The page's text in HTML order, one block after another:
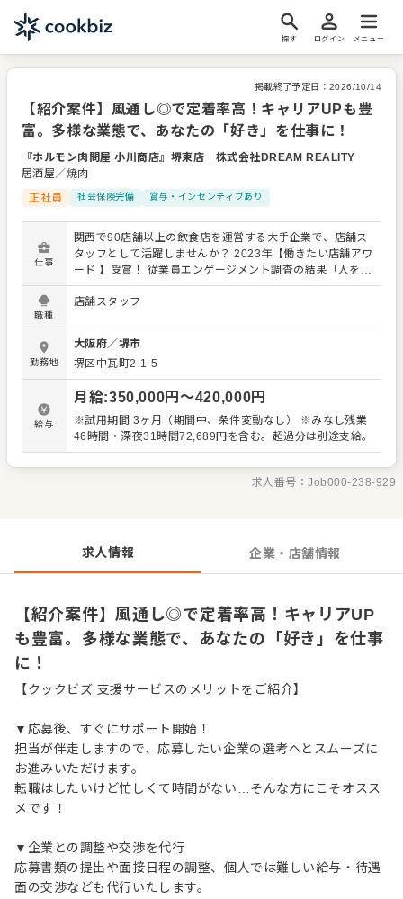
探す ログイン メニュー
掲載終了予定日： 2026/10/14
【紹介案件】風通し◎で定着率高！キャリアUPも豊
富。多様な業態で、あなたの「好き」を仕事に！
『ホルモン肉問屋 小川商店』堺東店
株式会社DREAM REALITY
居酒屋／焼肉
正社員
社会保険完備 賞与・インセンティブあり
仕事
関西で90店舗以上の飲食店を運営する大手企業で、店舗ス
タッフとして活躍しませんか？ 2023年【働きたい店舗アワ
ード 】受賞！ 従業員エンゲージメント調査の結果「人を大
切にする企業」として表彰されました。 安定性抜群。あな
たの接客・調理経験を活かし、お客様に最高の時間を提供
ンを覚えることからスタート。レギュラーメニューに加
え、季節の限定メニューも提供するため、幅広いスキルを
習得できます。 開店・閉店準備、接客全般（ご案内、オー
ダー、レジ対応、ドリンク作りなど）、簡単な調理や仕込
み、仕入れ・在庫管理、まかない作り、アルバイトスタッ
フの教育など、多岐にわたる業務をお任せします。オペレ
ーション改善のアイデアも大歓迎です。 スキルに合わせた
験が浅い方も安心して成長できる環境です。将来的には、
店長や料理長、SVといった本部職へのキャリアアップも目
職種
店舗スタッフ
勤務地
大阪府／堺市
堺区中瓦町2-1-5
給与
月給:350,000円〜420,000円
※試用期間 3ヶ月（期間中、条件変動なし） ※みなし残業
46時間・深夜31時間72,689円を含む。超過分は別途支給。
求人番号：Job000-238-929
求人情報 企業・店舗情報
【紹介案件】風通し◎で定着率高！キャリアUP
も豊富。多様な業態で、あなたの「好き」を仕事
に！
【クックビズ 支援サービスのメリットをご紹介】
▼応募後、すぐにサポート開始！
担当が伴走しますので、応募したい企業の選考へとスムーズに
お進みいただけます。
転職はしたいけど忙しくて時間がない…そんな方にこそオスス
メです！
▼企業との調整や交渉を代行
応募書類の提出や面接日程の調整、個人では難しい給与・待遇
面の交渉なども代行いたします。